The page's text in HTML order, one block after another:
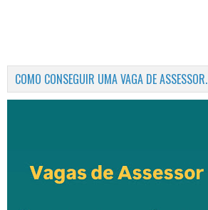
COMO CONSEGUIR UMA VAGA DE ASSESSOR.